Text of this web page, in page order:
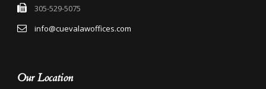
305-529-5075
info@cuevalawoffices.com
Our Location